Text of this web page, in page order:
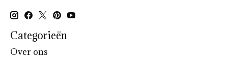
Categorieën
Over ons